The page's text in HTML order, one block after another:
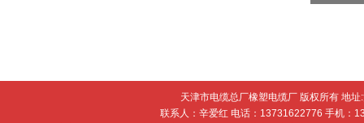
天津市电缆总厂橡塑电缆厂 版权所有 地
联系人：辛爱红 电话：13731622776 手机：